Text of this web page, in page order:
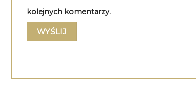
kolejnych komentarzy.